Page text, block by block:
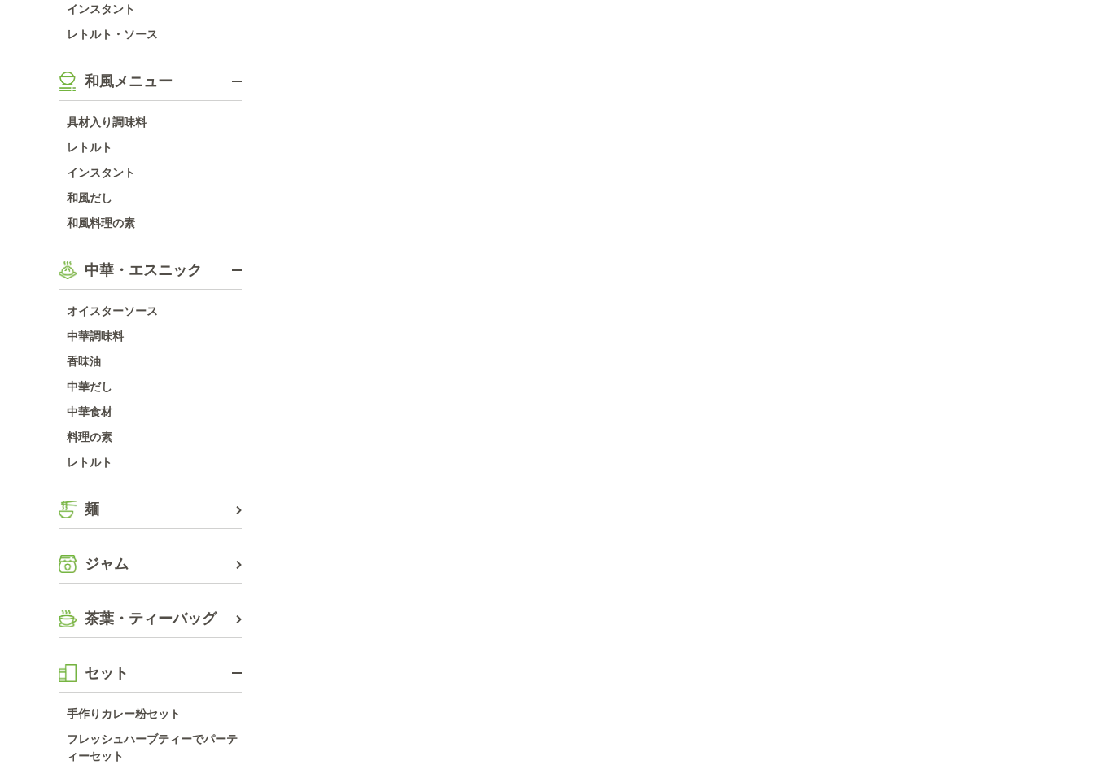
インスタント
レトルト・ソース
和風メニュー
具材入り調味料
レトルト
インスタント
和風だし
和風料理の素
中華・エスニック
オイスターソース
中華調味料
香味油
中華だし
中華食材
料理の素
レトルト
麺
ジャム
茶葉・ティーバッグ
セット
手作りカレー粉セット
フレッシュハーブティーでパーテ
ィーセット